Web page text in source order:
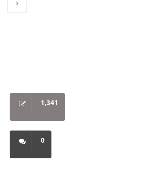
1,341
0